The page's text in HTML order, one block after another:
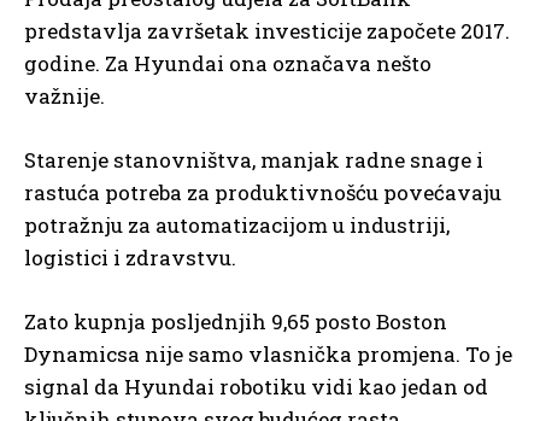
predstavlja završetak investicije započete 2017.
godine. Za Hyundai ona označava nešto
važnije.
Starenje stanovništva, manjak radne snage i
rastuća potreba za produktivnošću povećavaju
potražnju za automatizacijom u industriji,
logistici i zdravstvu.
Zato kupnja posljednjih 9,65 posto Boston
Dynamicsa nije samo vlasnička promjena. To je
signal da Hyundai robotiku vidi kao jedan od